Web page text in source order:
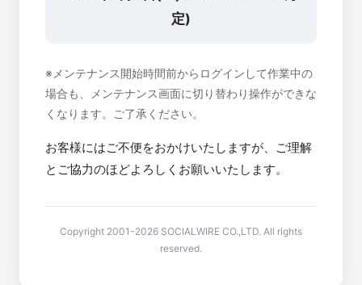
定)
※メンテナンス開始時間前からログインして作業中の
場合も、メンテナンス画面に切り替わり操作ができな
くなります。ご了承ください。
お客様にはご不便をおかけいたしますが、ご理解
とご協力のほどよろしくお願いいたします。
Copyright 2001-2026 SOCIALWIRE CO.,LTD. All rights
reserved.